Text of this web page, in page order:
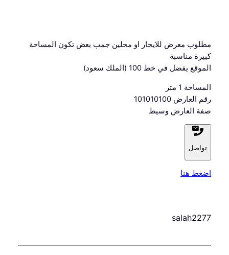
مطلوب معرض للايجار او محلين جمب بعض تكون المساحة
كبيرة مناسبة
الموقع يفضل في خط 100 (الملك سعود)
المساحة 1 متر
رقم العارض 101010100
صفة العارض وسيط
تواصل
اضغط هنا
salah2277